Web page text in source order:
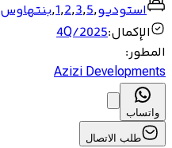
استوديو,
1,2,3,5
,بنتهاوس
الإكمال:
4Q/2025
المطور:
Azizi Developments
واتساب
طلب الاتصال